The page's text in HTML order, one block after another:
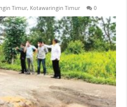
Timur, Kotawaringin Timur 0